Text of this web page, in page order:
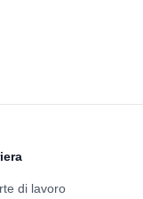
di lavoro